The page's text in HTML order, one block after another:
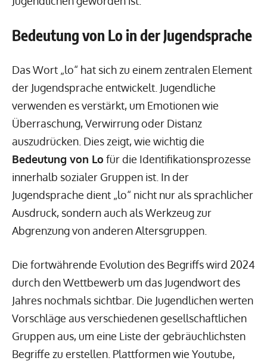
Bedeutung von Lo in der Jugendsprache
Das Wort „lo“ hat sich zu einem zentralen Element
der Jugendsprache entwickelt. Jugendliche
verwenden es verstärkt, um Emotionen wie
Überraschung, Verwirrung oder Distanz
auszudrücken. Dies zeigt, wie wichtig die
Bedeutung von Lo für die Identifikationsprozesse
innerhalb sozialer Gruppen ist. In der
Jugendsprache dient „lo“ nicht nur als sprachlicher
Ausdruck, sondern auch als Werkzeug zur
Abgrenzung von anderen Altersgruppen.
Die fortwährende Evolution des Begriffs wird 2024
durch den Wettbewerb um das Jugendwort des
Jahres nochmals sichtbar. Die Jugendlichen werten
Vorschläge aus verschiedenen gesellschaftlichen
Gruppen aus, um eine Liste der gebräuchlichsten
Begriffe zu erstellen. Plattformen wie Youtube,